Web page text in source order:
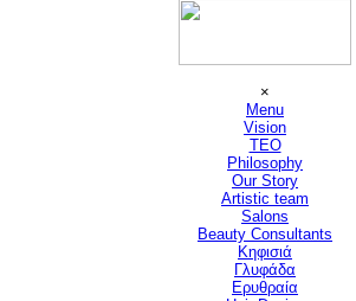
×
Menu
Vision
TEO
Philosophy
Our Story
Artistic team
Salons
Beauty Consultants
Κηφισιά
Γλυφάδα
Ερυθραία